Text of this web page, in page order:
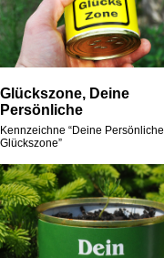
Glückszone, Deine
Persönliche
Kennzeichne “Deine Persönliche
Glückszone”